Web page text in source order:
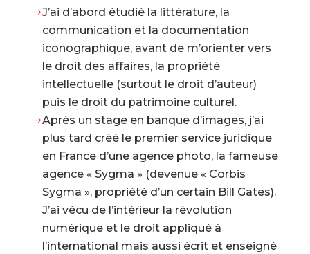
$J’ai d’abord étudié la littérature, la
communication et la documentation
iconographique, avant de m’orienter vers
le droit des affaires, la propriété
intellectuelle (surtout le droit d’auteur)
puis le droit du patrimoine culturel.
$Après un stage en banque d’images, j’ai
plus tard créé le premier service juridique
en France d’une agence photo, la fameuse
agence « Sygma » (devenue « Corbis
Sygma », propriété d’un certain Bill Gates).
J’ai vécu de l’intérieur la révolution
numérique et le droit appliqué à
l’international mais aussi écrit et enseigné